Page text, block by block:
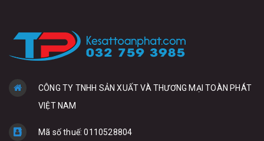
CÔNG TY TNHH SẢN XUẤT VÀ THƯƠNG MẠI TOÀN PHÁT
VIỆT NAM
Mã số thuế: 0110528804